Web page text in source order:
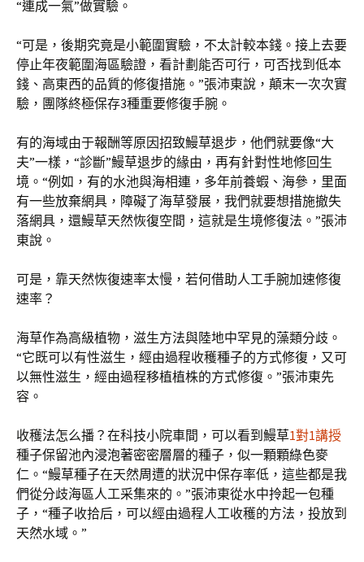
“連成一氣”做實驗。
“可是，後期究竟是小範圍實驗，不太計較本錢。接上去要
停止年夜範圍海區驗證，看計劃能否可行，可否找到低本
錢、高東西的品質的修復措施。”張沛東說，顛末一次次實
驗，團隊終極保存3種重要修復手腕。
有的海域由于報酬等原因招致鰻草退步，他們就要像“大
夫”一樣，“診斷”鰻草退步的緣由，再有針對性地修回生
境。“例如，有的水池與海相連，多年前養蝦、海參，里面
有一些放棄網具，障礙了海草發展，我們就要想措施撤失
落網具，還鰻草天然恢復空間，這就是生境修復法。”張沛
東說。
可是，靠天然恢復速率太慢，若何借助人工手腕加速修復
速率？
海草作為高級植物，滋生方法與陸地中罕見的藻類分歧。
“它既可以有性滋生，經由過程收穫種子的方式修復，又可
以無性滋生，經由過程移植植株的方式修復。”張沛東先
容。
收穫法怎么播？在科技小院車間，可以看到鰻草1對1講授
種子保留池內浸泡著密密層層的種子，似一顆顆綠色麥
仁。“鰻草種子在天然周遭的狀況中保存率低，這些都是我
們從分歧海區人工采集來的。”張沛東從水中拎起一包種
子，“種子收拾后，可以經由過程人工收穫的方法，投放到
天然水域。”